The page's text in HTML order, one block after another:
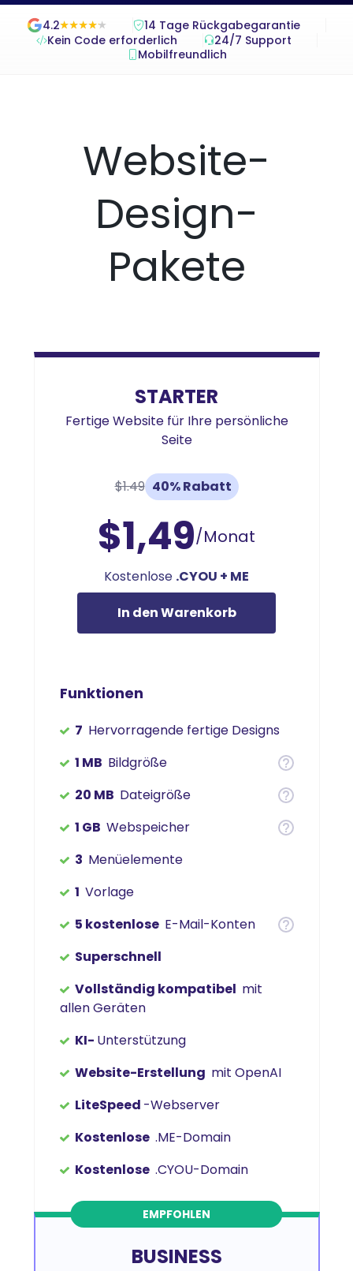
4.2★
★★
★★
★★
★★
★
14 Tage Rückgabegarantie
Kein Code erforderlich
24/7 Support
Mobilfreundlich
Website-
Design-
Pakete
STARTER
Fertige Website für Ihre persönliche
Seite
$1.49 40% Rabatt
$1,49/Monat
Kostenlose .CYOU + ME
In den Warenkorb
Funktionen
7 Hervorragende fertige Designs
1 MB Bildgröße
20 MB Dateigröße
1 GB Webspeicher
3 Menüelemente
1 Vorlage
5 kostenlose E-Mail-Konten
Superschnell
Vollständig kompatibel mit
allen Geräten
KI- Unterstützung
Website-Erstellung mit OpenAI
LiteSpeed -Webserver
Kostenlose .ME-Domain
Kostenlose .CYOU-Domain
EMPFOHLEN
BUSINESS